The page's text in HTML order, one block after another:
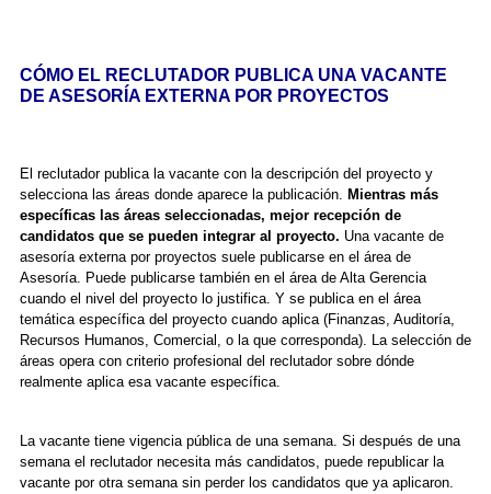
CÓMO EL RECLUTADOR PUBLICA UNA VACANTE
DE ASESORÍA EXTERNA POR PROYECTOS
El reclutador publica la vacante con la descripción del proyecto y
selecciona las áreas donde aparece la publicación. Mientras más
específicas las áreas seleccionadas, mejor recepción de
candidatos que se pueden integrar al proyecto. Una vacante de
asesoría externa por proyectos suele publicarse en el área de
Asesoría. Puede publicarse también en el área de Alta Gerencia
cuando el nivel del proyecto lo justifica. Y se publica en el área
temática específica del proyecto cuando aplica (Finanzas, Auditoría,
Recursos Humanos, Comercial, o la que corresponda). La selección de
áreas opera con criterio profesional del reclutador sobre dónde
realmente aplica esa vacante específica.
La vacante tiene vigencia pública de una semana. Si después de una
semana el reclutador necesita más candidatos, puede republicar la
vacante por otra semana sin perder los candidatos que ya aplicaron.